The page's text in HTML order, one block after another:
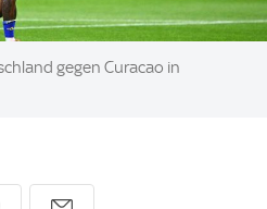
gegen Curacao in